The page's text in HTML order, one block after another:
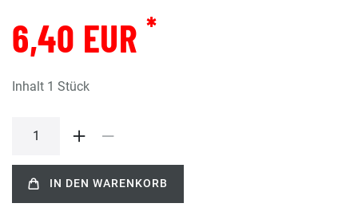
6,40 EUR *
Inhalt 1 Stück
IN DEN WARENKORB